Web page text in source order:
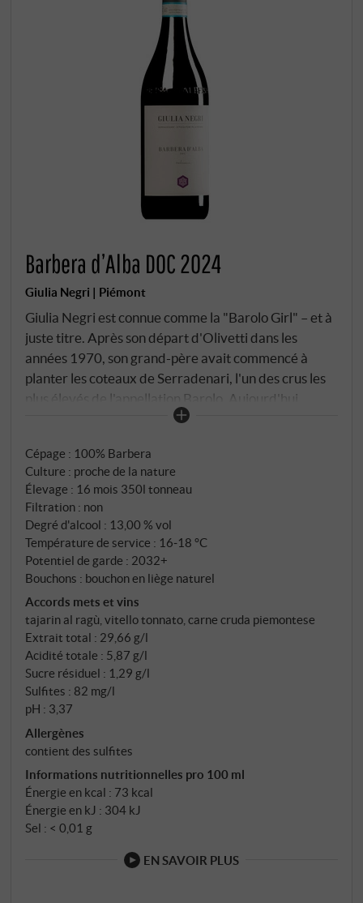
Barbera d’Alba DOC 2024
Giulia Negri | Piémont
Giulia Negri est connue comme la "Barolo Girl" – et à
juste titre. Après son départ d'Olivetti dans les
années 1970, son grand-père avait commencé à
planter les coteaux de Serradenari, l'un des crus les
plus élevés de l'appellation Barolo. Aujourd'hui,
Giulia dirige le domaine d'une main de maître, alliant
piémontaise – fermentation spontanée, récipients
traditionnels, pas d'ajouts, filtration minimale. Leurs
raisins de Barbera poussent sur des parcelles
exposées au nord à La Morra – serradenari, à 400
mètres d'altitude, sur un sol sablo-argileux à
tendance tortonienne. Une exposition au nord à cette
altitude signifie : fraîcheur, maturité lente, acidité
naturelle. Fermentation spontanée en acier, puis 16
mois d'élevage entre acier et tonneaux français de
500 litres – une maturité qui donne au Barbera bien
plus de profondeur que ce que l'on attend de lui.
Cépage : 100% Barbera
Culture : proche de la nature
Élevage : 16 mois 350l tonneau
Filtration : non
Degré d'alcool : 13,00 % vol
Température de service : 16‑18 °C
Potentiel de garde : 2032+
Bouchons : bouchon en liège naturel
Accords mets et vins
tajarin al ragù, vitello tonnato, carne cruda piemontese
Extrait total : 29,66 g/l
Acidité totale : 5,87 g/l
Sucre résiduel : 1,29 g/l
Sulfites : 82 mg/l
pH : 3,37
Allergènes
contient des sulfites
Informations nutritionnelles pro 100 ml
Énergie en kcal : 73 kcal
Énergie en kJ : 304 kJ
Sel : < 0,01 g
EN SAVOIR PLUS